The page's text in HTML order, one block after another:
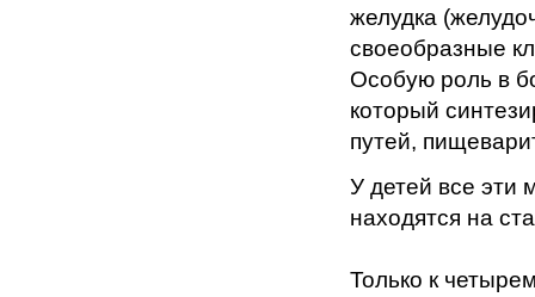
желудка
своеобразные
Особую роль в
который
путей,
У детей все эти
находятся на
Только к